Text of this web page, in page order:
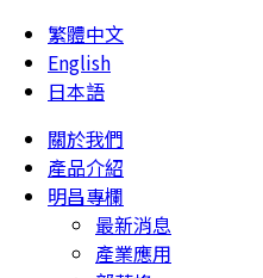
繁體中文
English
日本語
關於我們
產品介紹
明昌專欄
最新消息
產業應用